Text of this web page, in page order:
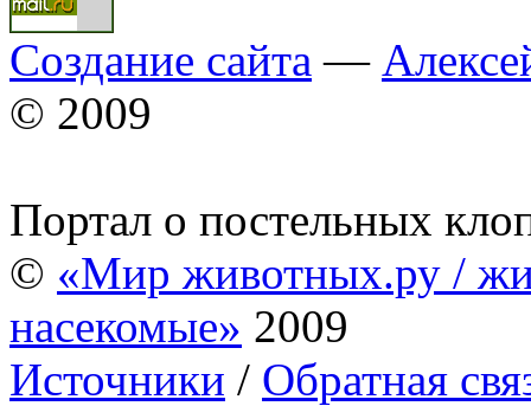
Создание сайта —
© 2009
Портал о постельных
© «Мир животных.ру /
насекомые» 2009
Источники / Обратная